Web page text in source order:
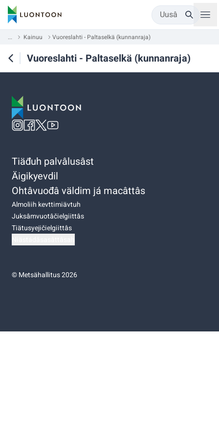
Uusâ
... Kainuu Vuoreslahti - Paltaselkä (kunnanraja)
Vuoreslahti - Paltaselkä (kunnanraja)
Tiäđuh palvâlusâst
Äigikyevdil
Ohtâvuođâ väldim já macâttâs
Almoliih kevttimiävtuh
Juksâmvuotâčielgiittâs
Tiätusyejičielgiittâs
©Metsähallitus 2026